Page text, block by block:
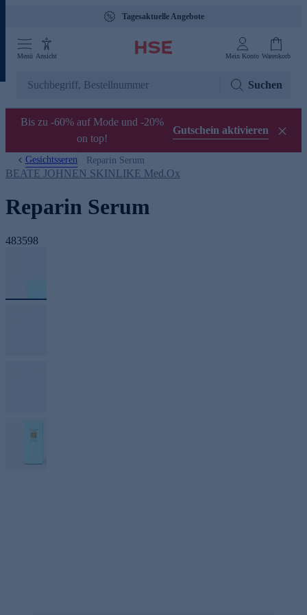
Tagesaktuelle Angebote
Menü Ansicht Mein Konto Warenkorb
Suchen
Bis zu -60% auf Mode und -20%
on top!
Gutschein aktivieren
Gesichtsseren Reparin Serum
BEATE JOHNEN SKINLIKE Med.Ox
Reparin Serum
483598